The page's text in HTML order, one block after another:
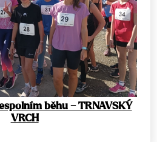
běhu – TRNAVSKÝ
VRCH